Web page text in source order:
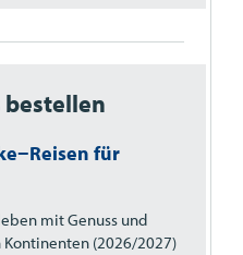
für
mit Genuss und
Kontinenten (2026/2027)